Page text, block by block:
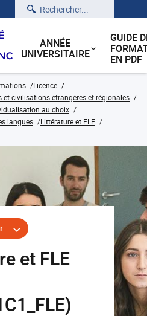
Rechercher
ANNÉE
UNIVERSITAIRE
GUIDE
EN PDF
Licence
et civilisations étrangères et régionales
au choix
langues
Littérature et FLE
et FLE